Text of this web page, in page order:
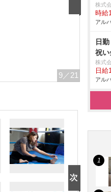
9 ／21
株式
時給
アル
日
祝
株式
日給
アル